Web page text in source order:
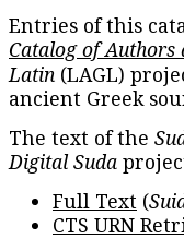
Entries of this
Catalog of Authors
Latin (LAGL)
ancient Greek
The text of the
Digital Suda
Full Text (
CTS URN